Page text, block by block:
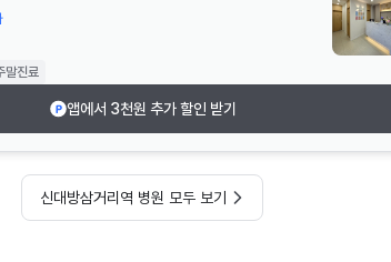
말진료
앱에서 3천원 추가 할인 받기
신대방삼거리역 병원 모두 보기